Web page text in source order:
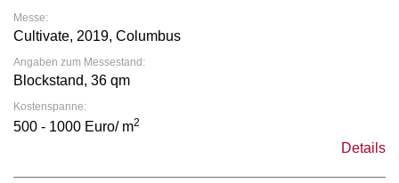
Messe:
Cultivate, 2019, Columbus
Angaben zum Messestand:
Blockstand, 36 qm
Kostenspanne:
500 - 1000 Euro/ m2
Details